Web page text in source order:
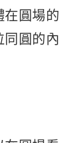
在圓場的
同圓的內